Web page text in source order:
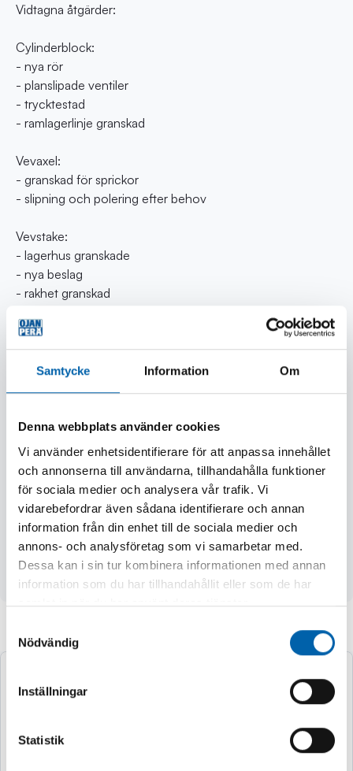
Samtycke Information Om
Denna webbplats använder cookies
Vi använder enhetsidentifierare för att anpassa innehållet
och annonserna till användarna, tillhandahålla funktioner
för sociala medier och analysera vår trafik. Vi
vidarebefordrar även sådana identifierare och annan
information från din enhet till de sociala medier och
annons- och analysföretag som vi samarbetar med.
Dessa kan i sin tur kombinera informationen med annan
information som du har tillhandahållit eller som de har
samlat in när du har använt deras tjänster.
Nödvändig
Inställningar
Statistik
Vidtagna åtgärder:
Cylinderblock:
- nya rör
- planslipade ventiler
- trycktestad
- ramlagerlinje granskad
Vevaxel:
- granskad för sprickor
- slipning och polering efter behov
Vevstake:
- lagerhus granskade
- nya beslag
- rakhet granskad
Nya delar i utbyteshalvmotor:
- kolvar
- lager
- oljepump (förutom P236/248 och Valmet)
- sotningssats fullständig
- frostpluggar
- oljeklocka
- vattenkran
- Lämpar sig för Ford 4,4 turbo
- Produkter fås utan utbytesenhet. Gammal enhet kan
också returneras.